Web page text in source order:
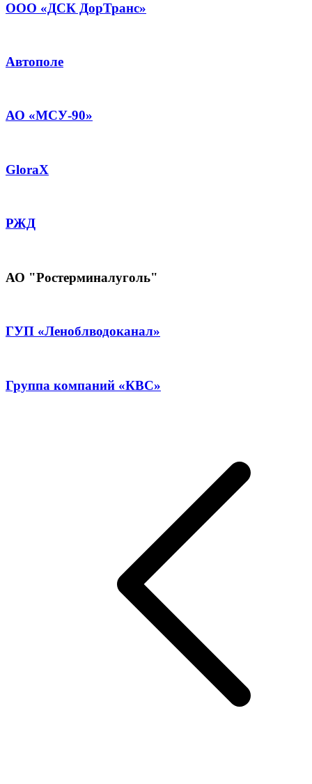
ООО «ДСК ДорТранс»
Автополе
АО «МСУ-90»
GloraX
РЖД
АО "Ростерминалуголь"
ГУП «Леноблводоканал»
Группа компаний «КВС»